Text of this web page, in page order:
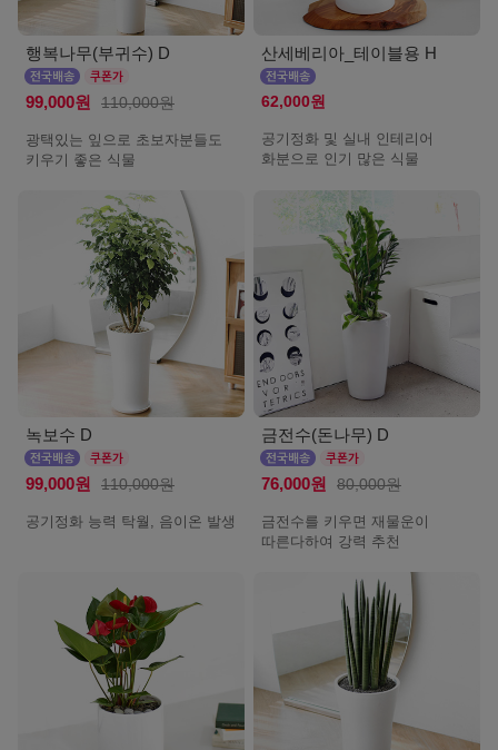
행복나무(부귀수) D
99,000원 110,000원
광택있는 잎으로 초보자분들도
키우기 좋은 식물
산세베리아_테이블용 H
62,000원
공기정화 및 실내 인테리어
화분으로 인기 많은 식물
녹보수 D
99,000원 110,000원
공기정화 능력 탁월, 음이온 발생
금전수(돈나무) D
76,000원 80,000원
금전수를 키우면 재물운이
따른다하여 강력 추천